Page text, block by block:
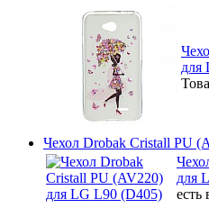
для
Чехол Drobak Cristall PU
для
есть